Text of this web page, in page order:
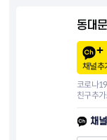
동대
채널추
코로나
친구추
채